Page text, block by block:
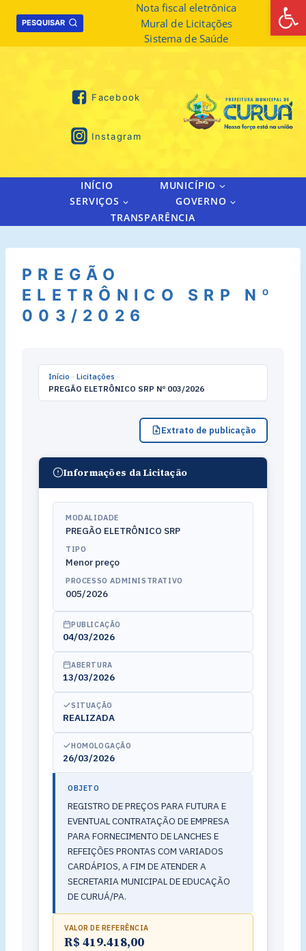
PESQUISAR
Nota fiscal eletrônica
Mural de Licitações
Sistema de Saúde
Facebook
Instagram
INÍCIO
MUNICÍPIO
SERVIÇOS
GOVERNO
TRANSPARÊNCIA
PREGÃO
ELETRÔNICO SRP Nº
003/2026
Início » Licitações »
PREGÃO ELETRÔNICO SRP Nº 003/2026
Extrato de publicação
Informações da Licitação
MODALIDADE
PREGÃO ELETRÔNICO SRP
TIPO
Menor preço
PROCESSO ADMINISTRATIVO
005/2026
PUBLICAÇÃO
04/03/2026
ABERTURA
13/03/2026
SITUAÇÃO
REALIZADA
HOMOLOGAÇÃO
26/03/2026
OBJETO
REGISTRO DE PREÇOS PARA FUTURA E
EVENTUAL CONTRATAÇÃO DE EMPRESA
PARA FORNECIMENTO DE LANCHES E
REFEIÇÕES PRONTAS COM VARIADOS
CARDÁPIOS, A FIM DE ATENDER A
SECRETARIA MUNICIPAL DE EDUCAÇÃO
DE CURUÁ/PA.
VALOR DE REFERÊNCIA
R$ 419.418,00